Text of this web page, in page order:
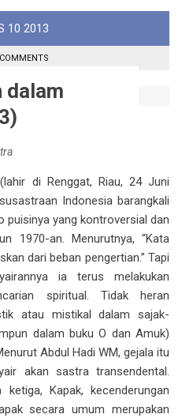
10 2013
dalam
di Renggat, Riau, 24 Juni
Indonesia barangkali
puisinya yang kontroversial dan
1970-an. Menurutnya, “Kata
dari beban pengertian.” Tapi
ia terus melakukan
spiritual. Tidak heran
atau mistikal dalam sajak-
dalam buku O dan Amuk)
Abdul Hadi WM, gejala itu
akan sastra transendental.
Kapak, kecenderungan
secara umum merupakan